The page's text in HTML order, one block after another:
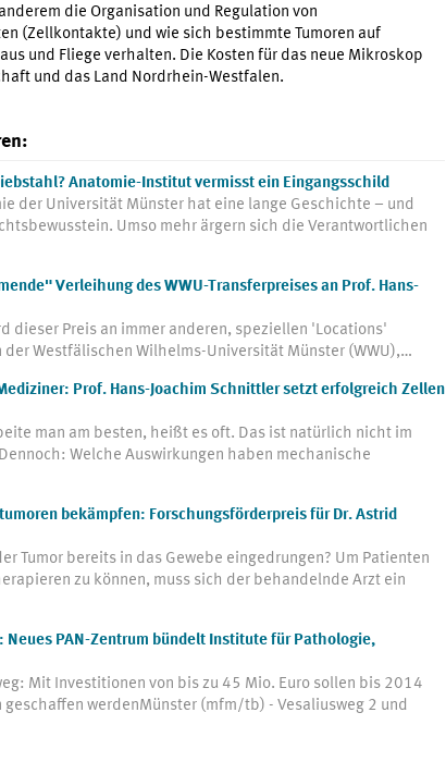
die Organisation und Regulation von
(Zellkontakte) und wie sich bestimmte Tumoren auf
und Fliege verhalten. Die Kosten für das neue Mikroskop
und das Land Nordrhein-Westfalen.
Anatomie-Institut vermisst ein Eingangsschild
der Universität Münster hat eine lange Geschichte – und
Umso mehr ärgern sich die Verantwortlichen
Verleihung des WWU-Transferpreises an Prof. Hans-
dieser Preis an immer anderen, speziellen 'Locations'
Westfälischen Wilhelms-Universität Münster (WWU),…
Prof. Hans-Joachim Schnittler setzt erfolgreich Zellen
man am besten, heißt es oft. Das ist natürlich nicht im
Welche Auswirkungen haben mechanische
bekämpfen: Forschungsförderpreis für Dr. Astrid
Tumor bereits in das Gewebe eingedrungen? Um Patienten
zu können, muss sich der behandelnde Arzt ein
PAN-Zentrum bündelt Institute für Pathologie,
Mit Investitionen von bis zu 45 Mio. Euro sollen bis 2014
werdenMünster (mfm/tb) - Vesaliusweg 2 und